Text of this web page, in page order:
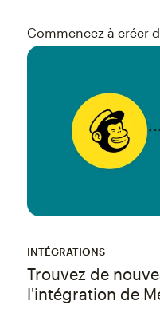
Commencez à créer
INTÉGRATIONS
Trouvez de
l'intégration de